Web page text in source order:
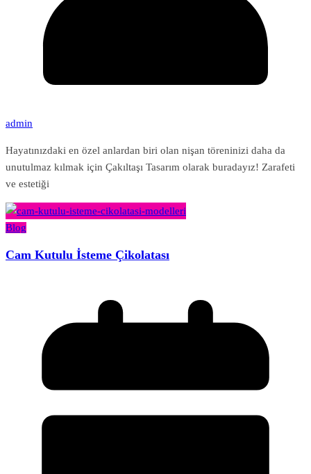
admin
Hayatınızdaki en özel anlardan biri olan nişan töreninizi daha da
unutulmaz kılmak için Çakıltaşı Tasarım olarak buradayız! Zarafeti
ve estetiği
Blog
Cam Kutulu İsteme Çikolatası